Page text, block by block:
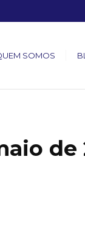
SOMOS
de